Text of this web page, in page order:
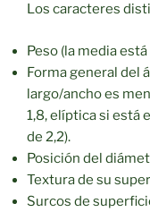
Los caracteres
Peso (la media
Forma general del
largo/ancho es
1,8, elíptica si está
de 2,2).
Posición del
Textura de su
Surcos de